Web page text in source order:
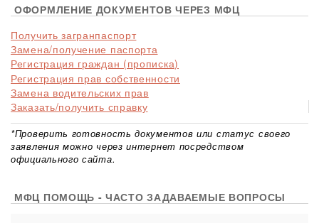
ОФОРМЛЕНИЕ ДОКУМЕНТОВ ЧЕРЕЗ МФЦ
Получить загранпаспорт
Замена/получение паспорта
Регистрация граждан (прописка)
Регистрация прав собственности
Замена водительских прав
Заказать/получить справку
*Проверить готовность документов или статус своего
заявления можно через интернет посредством
официального сайта.
МФЦ ПОМОЩЬ - ЧАСТО ЗАДАВАЕМЫЕ ВОПРОСЫ